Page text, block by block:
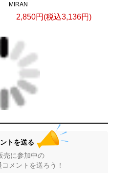
MIRAN
2,850円(税込3,136円)
ントを送る
売に参加中の
メントを送ろう！